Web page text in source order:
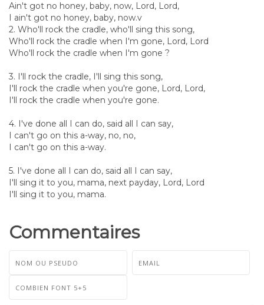
Ain't got no honey, baby, now, Lord, Lord,
I ain't got no honey, baby, now.v
2. Who'll rock the cradle, who'll sing this song,
Who'll rock the cradle when I'm gone, Lord, Lord
Who'll rock the cradle when I'm gone ?
3. I'll rock the cradle, I'll sing this song,
I'll rock the cradle when you're gone, Lord, Lord,
I'll rock the cradle when you're gone.
4. I've done all I can do, said all I can say,
I can't go on this a-way, no, no,
I can't go on this a-way.
5. I've done all I can do, said all I can say,
I'll sing it to you, mama, next payday, Lord, Lord
I'll sing it to you, mama.
Commentaires